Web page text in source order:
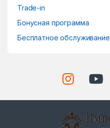
Trade-in
Бонусная программа
Бесплатное обслуживание